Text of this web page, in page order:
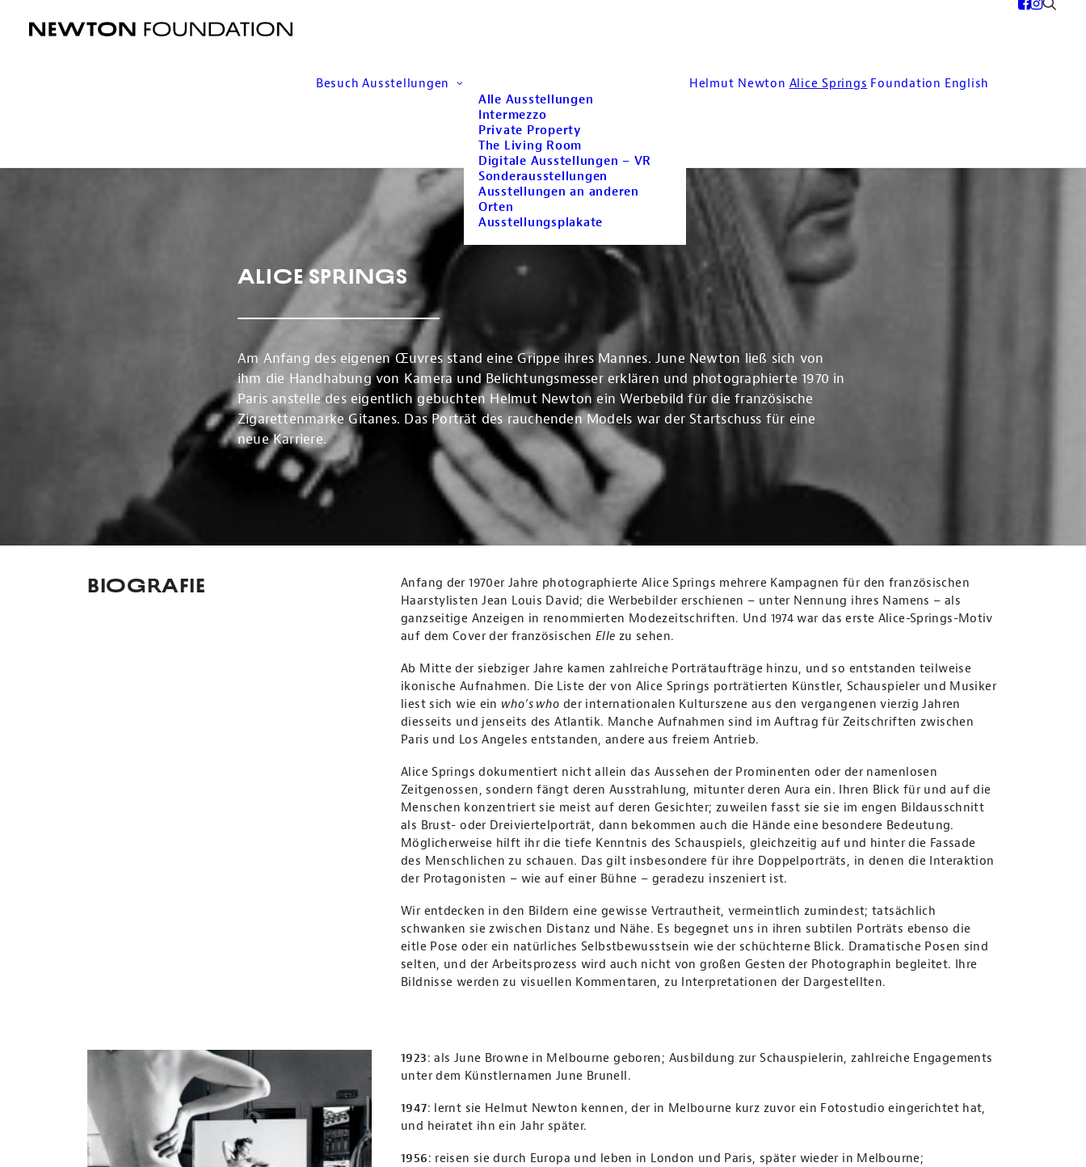
Besuch Ausstellungen
Alle Ausstellungen
Intermezzo
Private Property
The Living Room
Digitale Ausstellungen – VR
Sonderausstellungen
Ausstellungen an anderen
Orten
Ausstellungsplakate
Helmut Newton Alice Springs Foundation English
Alice Springs
Am Anfang des eigenen Œuvres stand eine Grippe ihres Mannes. June Newton ließ sich von
ihm die Handhabung von Kamera und Belichtungsmesser erklären und photographierte 1970 in
Paris anstelle des eigentlich gebuchten Helmut Newton ein Werbebild für die französische
Zigarettenmarke Gitanes. Das Porträt des rauchenden Models war der Startschuss für eine
neue Karriere.
Biografie
Anfang der 1970er Jahre photographierte Alice Springs mehrere Kampagnen für den französischen
Haarstylisten Jean Louis David; die Werbebilder erschienen – unter Nennung ihres Namens – als
ganzseitige Anzeigen in renommierten Modezeitschriften. Und 1974 war das erste Alice-Springs-Motiv
auf dem Cover der französischen Elle zu sehen.
Ab Mitte der siebziger Jahre kamen zahlreiche Porträtaufträge hinzu, und so entstanden teilweise
ikonische Aufnahmen. Die Liste der von Alice Springs porträtierten Künstler, Schauspieler und Musiker
liest sich wie ein who’s who der internationalen Kulturszene aus den vergangenen vierzig Jahren
diesseits und jenseits des Atlantik. Manche Aufnahmen sind im Auftrag für Zeitschriften zwischen
Paris und Los Angeles entstanden, andere aus freiem Antrieb.
Alice Springs dokumentiert nicht allein das Aussehen der Prominenten oder der namenlosen
Zeitgenossen, sondern fängt deren Ausstrahlung, mitunter deren Aura ein. Ihren Blick für und auf die
Menschen konzentriert sie meist auf deren Gesichter; zuweilen fasst sie sie im engen Bildausschnitt
als Brust- oder Dreiviertelporträt, dann bekommen auch die Hände eine besondere Bedeutung.
Möglicherweise hilft ihr die tiefe Kenntnis des Schauspiels, gleichzeitig auf und hinter die Fassade
des Menschlichen zu schauen. Das gilt insbesondere für ihre Doppelporträts, in denen die Interaktion
der Protagonisten – wie auf einer Bühne – geradezu inszeniert ist.
Wir entdecken in den Bildern eine gewisse Vertrautheit, vermeintlich zumindest; tatsächlich
schwanken sie zwischen Distanz und Nähe. Es begegnet uns in ihren subtilen Porträts ebenso die
eitle Pose oder ein natürliches Selbstbewusstsein wie der schüchterne Blick. Dramatische Posen sind
selten, und der Arbeitsprozess wird auch nicht von großen Gesten der Photographin begleitet. Ihre
Bildnisse werden zu visuellen Kommentaren, zu Interpretationen der Dargestellten.
1923: als June Browne in Melbourne geboren; Ausbildung zur Schauspielerin, zahlreiche Engagements
unter dem Künstlernamen June Brunell.
1947: lernt sie Helmut Newton kennen, der in Melbourne kurz zuvor ein Fotostudio eingerichtet hat,
und heiratet ihn ein Jahr später.
1956: reisen sie durch Europa und leben in London und Paris, später wieder in Melbourne;